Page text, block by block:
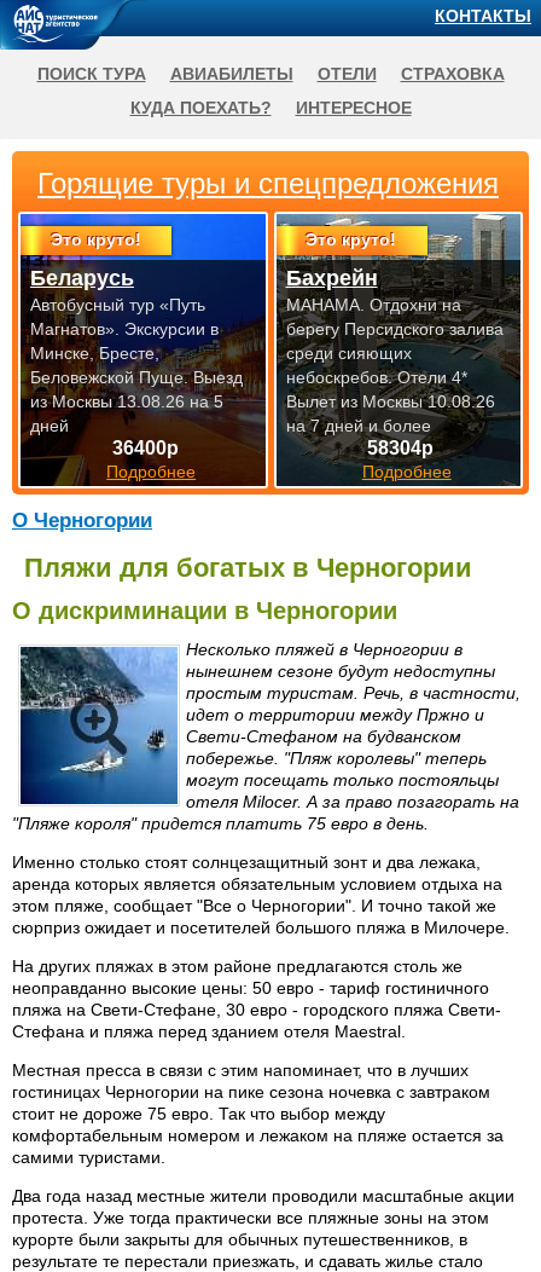
О Черногории
Пляжи для богатых в Черногории
О дискриминации в Черногории
Несколько пляжей в Черногории в
нынешнем сезоне будут недоступны
простым туристам. Речь, в частности,
идет о территории между Пржно и
Свети-Стефаном на будванском
побережье. "Пляж королевы" теперь
могут посещать только постояльцы
отеля Milocer. А за право позагорать на
"Пляже короля" придется платить 75 евро в день.
Именно столько стоят солнцезащитный зонт и два лежака,
аренда которых является обязательным условием отдыха на
этом пляже, сообщает "Все о Черногории". И точно такой же
сюрприз ожидает и посетителей большого пляжа в Милочере.
На других пляжах в этом районе предлагаются столь же
неоправданно высокие цены: 50 евро - тариф гостиничного
пляжа на Свети-Стефане, 30 евро - городского пляжа Свети-
Стефана и пляжа перед зданием отеля Maestral.
Местная пресса в связи с этим напоминает, что в лучших
гостиницах Черногории на пике сезона ночевка с завтраком
стоит не дороже 75 евро. Так что выбор между
комфортабельным номером и лежаком на пляже остается за
самими туристами.
Два года назад местные жители проводили масштабные акции
протеста. Уже тогда практически все пляжные зоны на этом
курорте были закрыты для обычных путешественников, в
результате те перестали приезжать, и сдавать жилье стало
Горящие туры и спецпредложения
Это круто!
36400р
Подробнее
Беларусь
Автобусный тур «Путь
Магнатов». Экскурсии в
Минске, Бресте,
Беловежской Пуще.Выезд
из Москвы 13.08.26 на 5
дней
Это круто!
58304р
Подробнее
Бахрейн
МАНАМА. Отдохни на
берегу Персидского залива
среди сияющих
небоскребов. Отели 4*
Вылет из Москвы 10.08.26
на 7 дней и более
КОНТАКТЫ
ПОИСК ТУРА АВИАБИЛЕТЫ ОТЕЛИ
СТРАХОВКА
КУДА ПОЕХАТЬ?
ИНТЕРЕСНОЕ